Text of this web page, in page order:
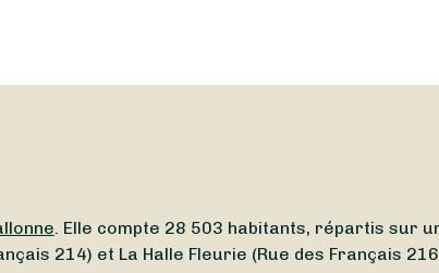
. Elle compte 28 503 habitants, répartis sur
214) et La Halle Fleurie (Rue des Français